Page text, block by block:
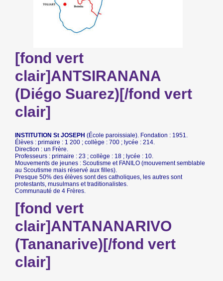
[fond vert
clair]ANTSIRANANA
(Diégo Suarez)[/fond vert
clair]
INSTITUTION St JOSEPH (École paroissiale). Fondation : 1951.
Élèves : primaire : 1 200 ; collège : 700 ; lycée : 214.
Direction : un Frère.
Professeurs : primaire : 23 ; collège : 18 ; lycée : 10.
Mouvements de jeunes : Scoutisme et FANILO (mouvement semblable
au Scoutisme mais réservé aux filles).
Presque 50% des élèves sont des catholiques, les autres sont
protestants, musulmans et traditionalistes.
Communauté de 4 Frères.
[fond vert
clair]ANTANANARIVO
(Tananarive)[/fond vert
clair]